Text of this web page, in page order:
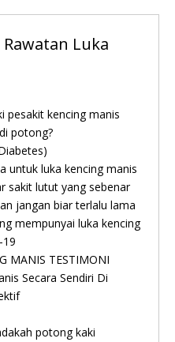
Luka
pesakit kencing manis
potong?
untuk luka kencing manis
sakit lutut yang sebenar
jangan biar terlalu lama
mempunyai luka kencing
MANIS TESTIMONI
Secara Sendiri Di
potong kaki